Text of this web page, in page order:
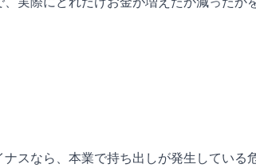
スなら、本業で持ち出しが発生している